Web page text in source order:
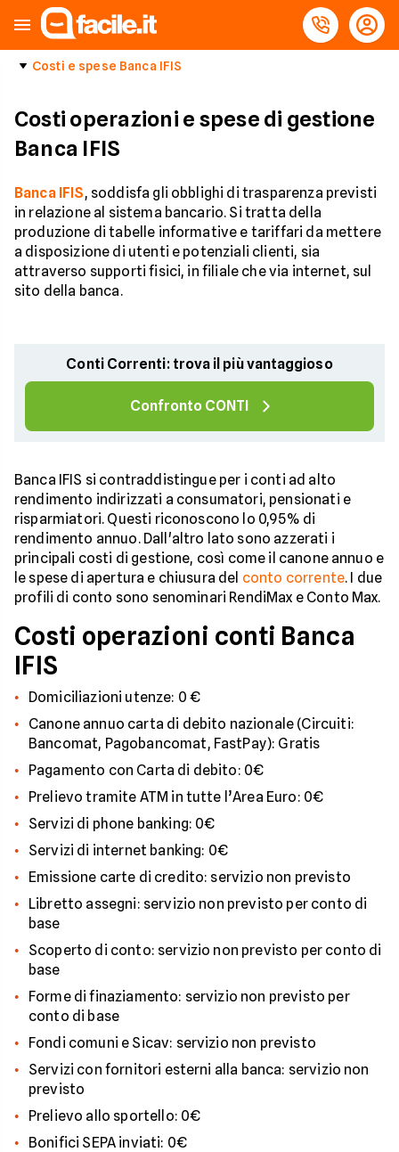
Costi e spese Banca IFIS
Costi operazioni e spese di gestione
Banca IFIS
Banca IFIS, soddisfa gli obblighi di trasparenza previsti
in relazione al sistema bancario. Si tratta della
produzione di tabelle informative e tariffari da mettere
a disposizione di utenti e potenziali clienti, sia
attraverso supporti fisici, in filiale che via internet, sul
sito della banca.
Conti Correnti: trova il più vantaggioso
Confronto CONTI
Banca IFIS si contraddistingue per i conti ad alto
rendimento indirizzati a consumatori, pensionati e
risparmiatori. Questi riconoscono lo 0,95% di
rendimento annuo. Dall'altro lato sono azzerati i
principali costi di gestione, così come il canone annuo e
le spese di apertura e chiusura del conto corrente. I due
profili di conto sono senominari RendiMax e Conto Max.
Costi operazioni conti Banca
IFIS
Domiciliazioni utenze: 0 €
Canone annuo carta di debito nazionale (Circuiti:
Bancomat, Pagobancomat, FastPay): Gratis
Pagamento con Carta di debito: 0€
Prelievo tramite ATM in tutte l’Area Euro: 0€
Servizi di phone banking: 0€
Servizi di internet banking: 0€
Emissione carte di credito: servizio non previsto
Libretto assegni: servizio non previsto per conto di
base
Scoperto di conto: servizio non previsto per conto di
base
Forme di finaziamento: servizio non previsto per
conto di base
Fondi comuni e Sicav: servizio non previsto
Servizi con fornitori esterni alla banca: servizio non
previsto
Prelievo allo sportello: 0€
Bonifici SEPA inviati: 0€